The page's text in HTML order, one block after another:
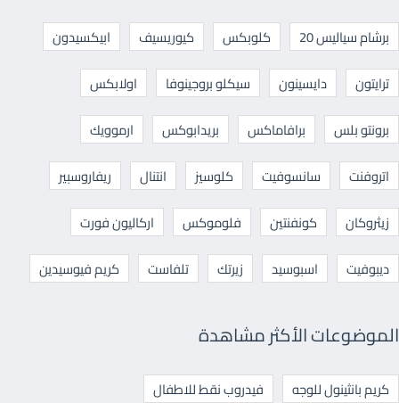
برشام سياليس 20 كلوبكس كيوريسيف
ابيكسيدون
ترايتون
دايسينون سيكلو بروجينوفا
اولابكس
برونتو بلس
برافاماكس بريدابوكس
ارموويك
اتروفنت
سانسوفيت كلوسيز انتنال
ريفاروسبير
زيثروكان
كونفنتين فلوموكس
اركاليون فورت
ديبوفيت
اسبوسيد زيرتك تلفاست كريم فيوسيدين
الموضوعات الأكثر مشاهدة
كريم بانثينول للوجه فيدروب نقط للاطفال